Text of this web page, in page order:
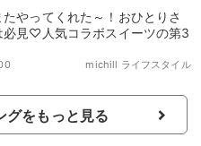
やってくれた～！おひとりさ
必見♡人気コラボスイーツの第3
michill ライフスタイル
グをもっと見る